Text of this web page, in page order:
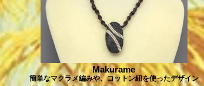
Makurame
簡単なマクラメ編みや、コットン紐を使ったデザイン